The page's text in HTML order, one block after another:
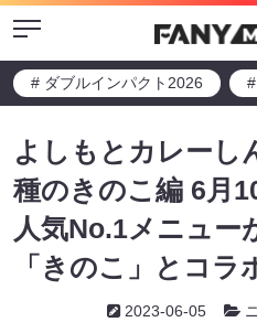
Menu
# ダブルインパクト2026
よしもとカレーし
種のきのこ編 6月
人気No.1メニュー
「きのこ」とコラ
2023-06-05